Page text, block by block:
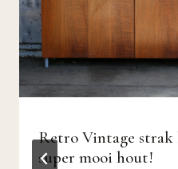
Retro Vintage strak
super mooi hout!